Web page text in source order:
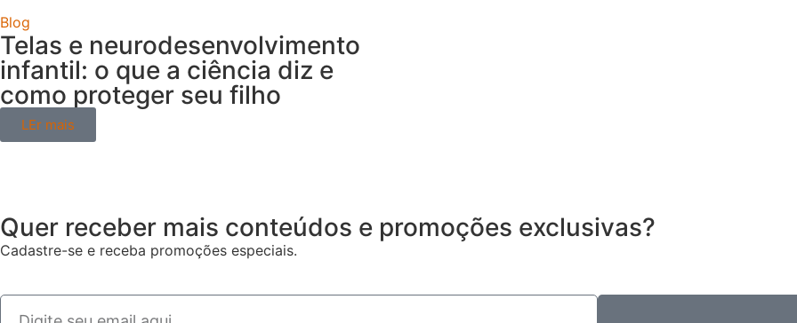
Blog
Telas e neurodesenvolvimento
infantil: o que a ciência diz e
como proteger seu filho
LEr mais
Quer receber mais conteúdos e promoções exclusivas?
Cadastre-se e receba promoções especiais.